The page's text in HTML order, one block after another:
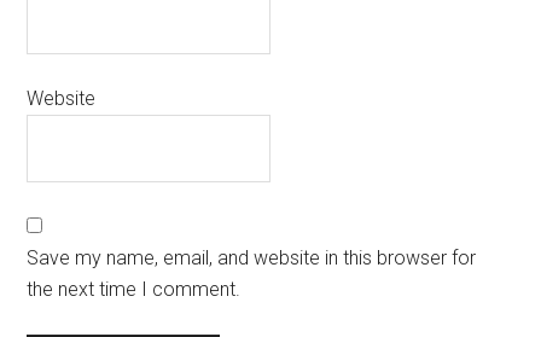
Website
Save my name, email, and website in this browser for
the next time I comment.